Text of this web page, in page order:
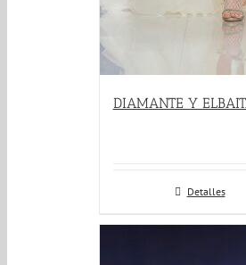
DIAMANTE Y
Detalles